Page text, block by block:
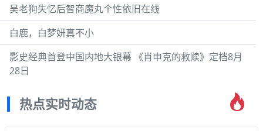
吴老狗失忆后智商魔丸个性依旧在线
白鹿，白梦妍真不小
影史经典首登中国内地大银幕 《肖申克的救赎》定档8月
28日
热点实时动态